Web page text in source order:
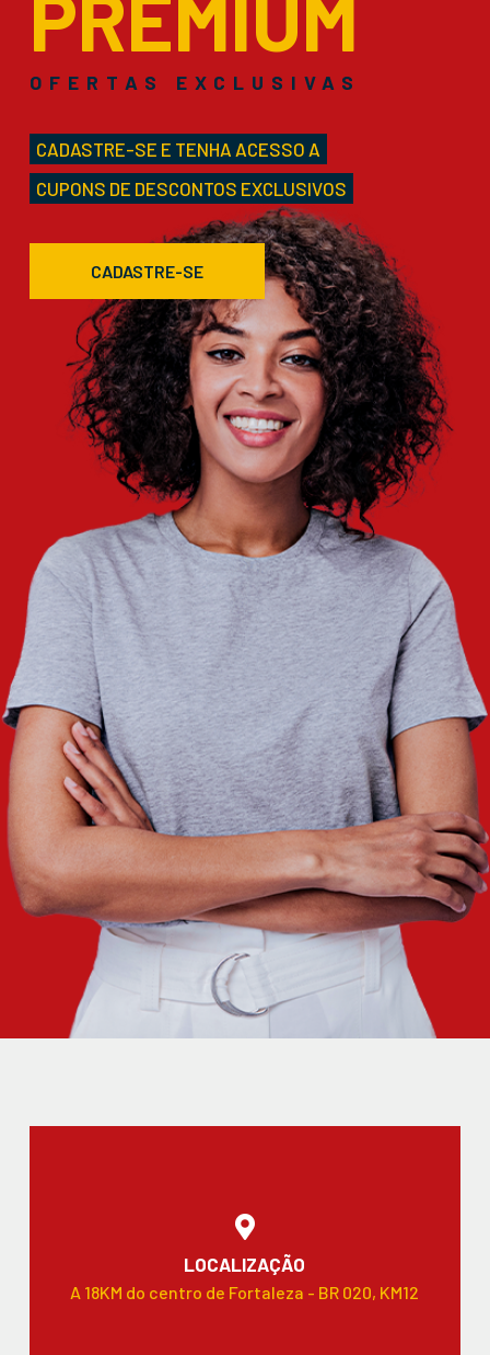
OFERTAS EXCLUSIVAS
CADASTRE-SE E TENHA ACESSO A
CUPONS DE DESCONTOS EXCLUSIVOS
CADASTRE-SE
LOCALIZAÇÃO
A 18KM do centro de Fortaleza - BR 020, KM12